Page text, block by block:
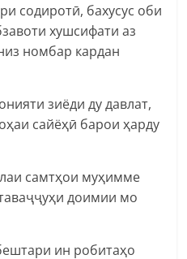
содиротӣ, бахусус оби
хушсифати аз
номбар кардан
зиёди ду давлат,
сайёҳӣ барои ҳарду
самтҳои муҳимме
доимии мо
ин робитаҳо